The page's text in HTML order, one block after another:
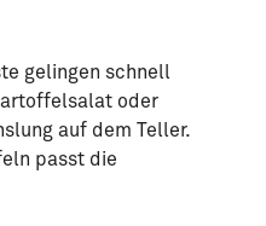
gelingen schnell
oder
auf dem Teller.
passt die